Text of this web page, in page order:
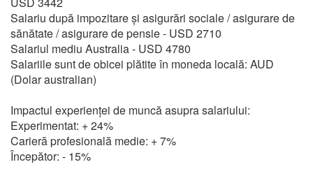
Salariu după impozitare și asigurări sociale / asigurare de
sănătate / asigurare de pensie - USD 2710
Salariul mediu Australia - USD 4780
Salariile sunt de obicei plătite în moneda locală: AUD
(Dolar australian)
Impactul experienței de muncă asupra salariului:
Experimentat: + 24%
Carieră profesională medie: + 7%
Începător: - 15%